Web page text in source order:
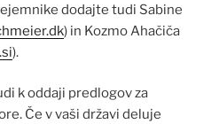
dodajte tudi Sabine
) in Kozmo Ahačiča
).
k oddaji predlogov za
Če v vaši državi deluje